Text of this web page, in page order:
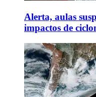
Alerta, aulas
impactos de